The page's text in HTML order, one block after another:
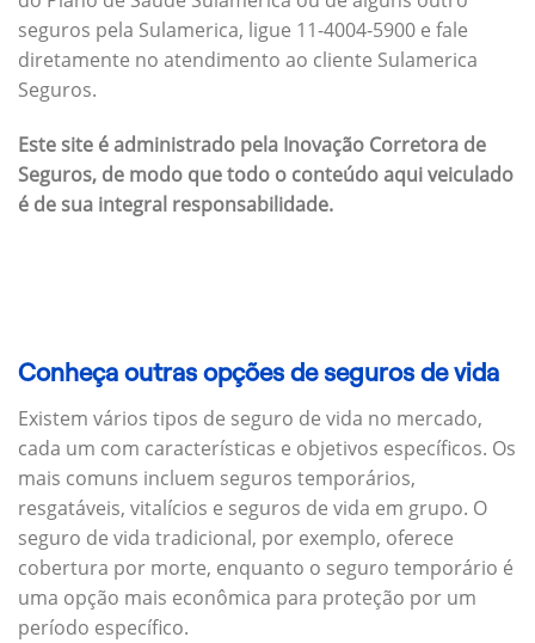
seguros pela Sulamerica, ligue 11-4004-5900 e fale
diretamente no atendimento ao cliente Sulamerica
Seguros.
Este site é administrado pela Inovação Corretora de
Seguros, de modo que todo o conteúdo aqui veiculado
é de sua integral responsabilidade.
Conheça outras opções de seguros de vida
Existem vários tipos de seguro de vida no mercado,
cada um com características e objetivos específicos. Os
mais comuns incluem seguros temporários,
resgatáveis, vitalícios e seguros de vida em grupo. O
seguro de vida tradicional, por exemplo, oferece
cobertura por morte, enquanto o seguro temporário é
uma opção mais econômica para proteção por um
período específico.